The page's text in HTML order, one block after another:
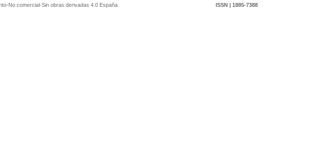
No comercial-Sin obras derivadas 4.0 España ISSN | 1885-7388